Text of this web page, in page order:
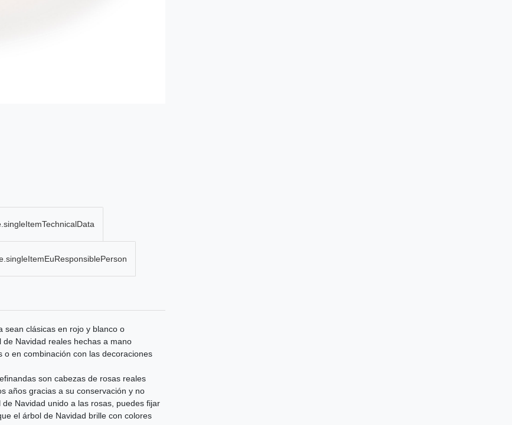
sean clásicas en rojo y blanco o
Navidad reales hechas a mano
en combinación con las decoraciones
son cabezas de rosas reales
años gracias a su conservación y no
Navidad unido a las rosas, puedes fijar
el árbol de Navidad brille con colores